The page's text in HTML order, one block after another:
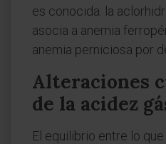
es conocida: la
asocia a anemia
anemia perniciosa por
Alteraciones
de la acidez
El equilibrio entre lo